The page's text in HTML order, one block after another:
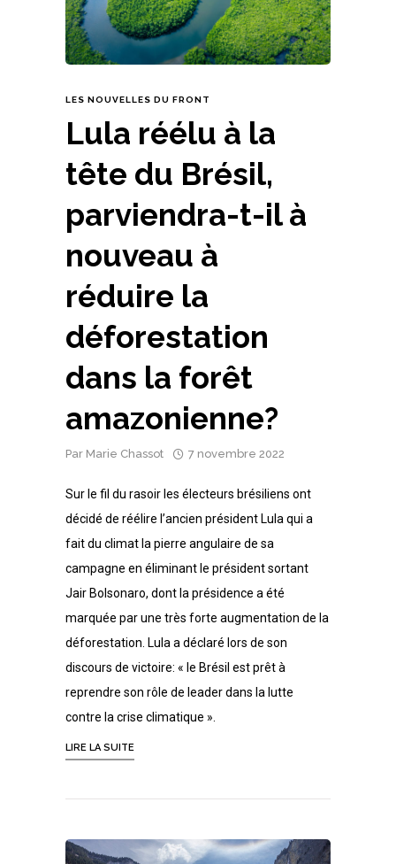
LES NOUVELLES DU FRONT
Lula réélu à la
tête du Brésil,
parviendra-t-il à
nouveau à
réduire la
déforestation
dans la forêt
amazonienne?
Par Marie Chassot 7 novembre 2022
Sur le fil du rasoir les électeurs brésiliens ont
décidé de réélire l’ancien président Lula qui a
fait du climat la pierre angulaire de sa
campagne en éliminant le président sortant
Jair Bolsonaro, dont la présidence a été
marquée par une très forte augmentation de la
déforestation. Lula a déclaré lors de son
discours de victoire: « le Brésil est prêt à
reprendre son rôle de leader dans la lutte
contre la crise climatique ».
LIRE LA SUITE